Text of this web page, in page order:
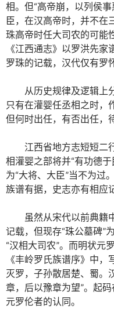
相。但“高帝崩，以列侯
臣，在汉高帝时，并不在
珠高帝时任大司农的可能
《江西通志》以罗洪先
罗珠的记载，汉代仅有罗
从历史规律及逻辑上
只有在灌婴任丞相之时，
但何时出任，有否出任，
江西省地方志短短二
相灌婴之部将并“有功德
为“大将、大臣”当不为过
族谱有据，史志亦有相应
虽然从宋代以前典籍
记载，但现存“珠公墓碑”
“汉相大司农”。而明状元
《丰岭罗氏族谱序》中
灭罗，子孙散居楚、蜀。
章，后以豫章为望”。起
元罗伦者的认同。